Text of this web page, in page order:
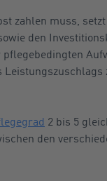
zahlen muss,
den
2 bis 5
den